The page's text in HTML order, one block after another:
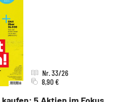
Nr. 33/26
8,90 €